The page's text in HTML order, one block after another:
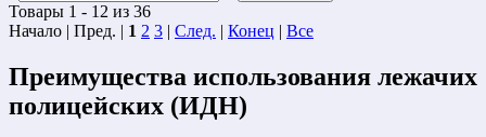
Товары 1 - 12 из 36
Начало | Пред. | 1 2 3 | След. | Конец | Все
Преимущества использования лежачих
полицейских (ИДН)